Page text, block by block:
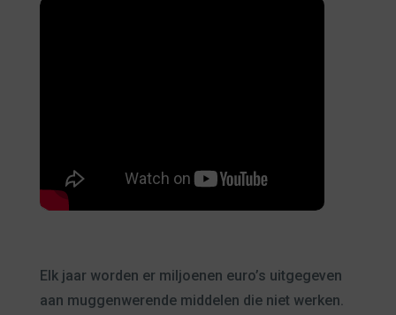
Elk jaar worden er miljoenen euro’s uitgegeven
aan muggenwerende middelen die niet werken.